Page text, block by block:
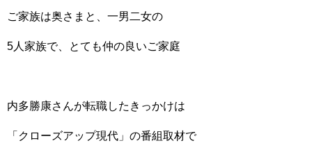
ご家族は奥さまと、一男二女の
5人家族で、とても仲の良いご家庭
内多勝康さんが転職したきっかけは
「クローズアップ現代」の番組取材で